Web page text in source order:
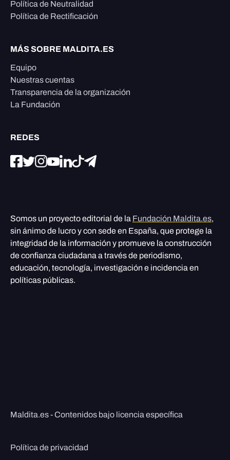
Política de Neutralidad
Política de Rectificación
MÁS SOBRE MALDITA.ES
Equipo
Nuestras cuentas
Transparencia de la organización
La Fundación
REDES
Somos un proyecto editorial de la Fundación Maldita.es,
sin ánimo de lucro y con sede en España, que protege la
integridad de la información y promueve la construcción
de confianza ciudadana a través de periodismo,
educación, tecnología, investigación e incidencia en
políticas públicas.
Maldita.es - Contenidos bajo licencia específica
Política de privacidad